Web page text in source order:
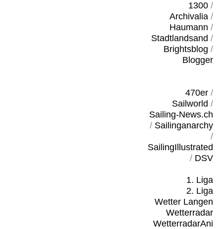
1300/
Archivalia/
Haumann /
Stadtlandsand /
Brightsblog /
Blogger
470er/
Sailworld /
Sailing-News.ch
/ Sailinganarchy
/
SailingIllustrated
/ DSV
1. Liga
2. Liga
Wetter Langen
Wetterradar
WetterradarAni